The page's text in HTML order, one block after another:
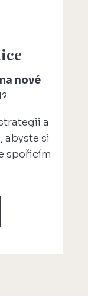
na nové
?
a
abyste si
spořicím